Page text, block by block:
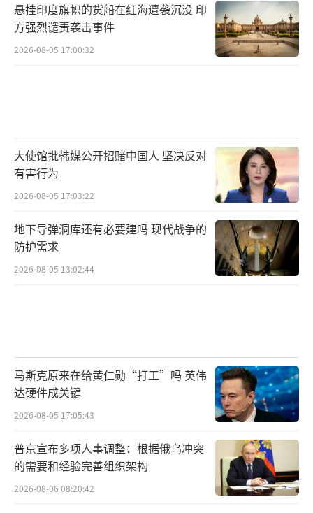
悬挂印度旗帜的货船在红海遭袭沉没 印
方强烈谴责袭击事件
2026-08-05 17:00:32
大使馆批韩媒公开招赌中国人 坚决反对
有害行为
2026-08-05 17:03:22
地下导弹洞库还有必要建吗 现代战争的
防护需求
2026-08-05 13:02:44
马斯克原来在给黄仁勋“打工”吗 英伟
达硬件成关键
2026-08-05 17:05:43
普京宣布多项人事调整：根据俄乌冲突
的需要和经验完善组织架构
2026-08-06 08:20:42